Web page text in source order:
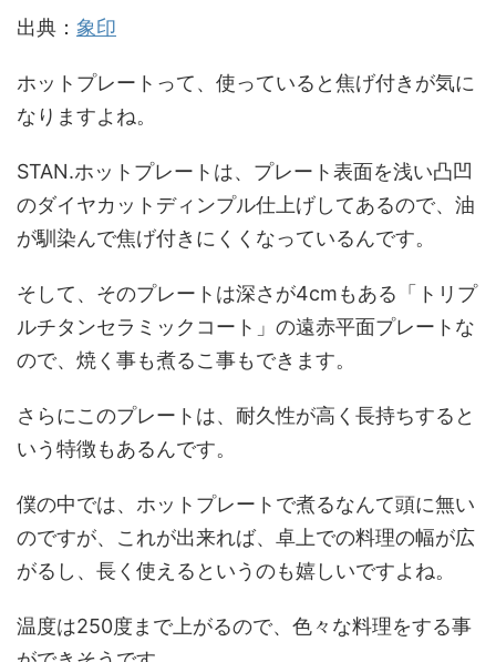
出典： 象印
ホットプレートって、使っていると焦げ付きが気に
なりますよね。
STAN.ホットプレートは、プレート表面を浅い凸凹
のダイヤカットディンプル仕上げしてあるので、油
が馴染んで焦げ付きにくくなっているんです。
そして、そのプレートは深さが4cmもある「トリプ
ルチタンセラミックコート」の遠赤平面プレートな
ので、焼く事も煮るこ事もできます。
さらにこのプレートは、耐久性が高く長持ちすると
いう特徴もあるんです。
僕の中では、ホットプレートで煮るなんて頭に無い
のですが、これが出来れば、卓上での料理の幅が広
がるし、長く使えるというのも嬉しいですよね。
温度は250度まで上がるので、色々な料理をする事